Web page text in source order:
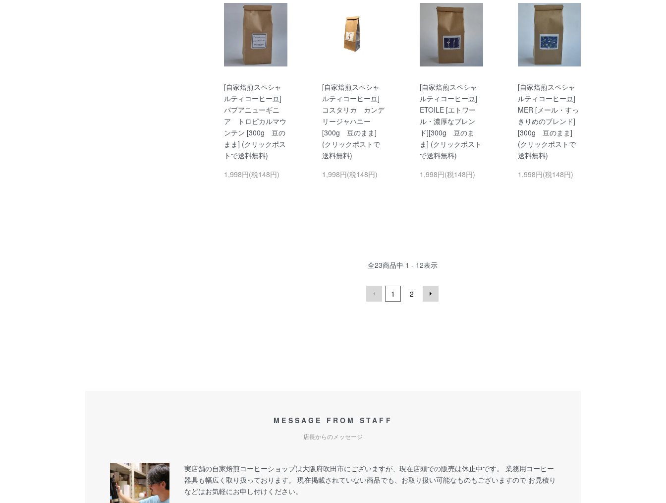
[自家焙煎スペシャ
ルティコーヒー豆]
パプアニューギニ
ア トロピカルマウ
ンテン [300g 豆の
まま] (クリックポス
トで送料無料)
1,998円(税148円)
[自家焙煎スペシャ
ルティコーヒー豆]
コスタリカ カンデ
リージャハニー
[300g 豆のまま]
(クリックポストで
送料無料)
1,998円(税148円)
[自家焙煎スペシャ
ルティコーヒー豆]
ETOILE [エトワー
ル・濃厚なブレン
ド][300g 豆のま
ま] (クリックポスト
で送料無料)
1,998円(税148円)
[自家焙煎スペシャ
ルティコーヒー豆]
MER [メール・すっ
きりめのブレンド]
[300g 豆のまま]
(クリックポストで
送料無料)
1,998円(税148円)
全23商品中 1 - 12表示
1 2
MESSAGE FROM STAFF
店長からのメッセージ
実店舗の自家焙煎コーヒーショップは大阪府吹田市にございますが、現在店頭での販売は休止中です。 業務用コーヒー
器具も幅広く取り扱っております。 現在掲載されていない商品でも、お取り扱い可能なものもございますので お見積り
などはお気軽にお申し付けください。